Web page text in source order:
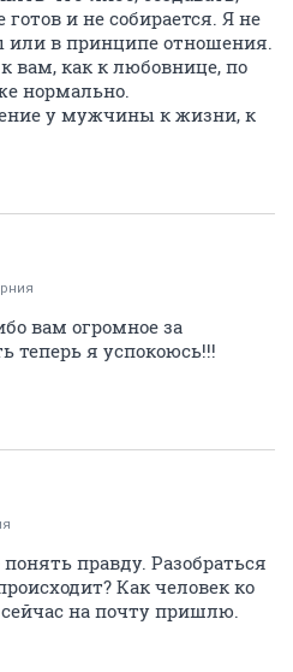
и не собирается. Я не
в принципе отношения.
вам, как к любовнице, по
нормально.
у мужчины к жизни, к
вам огромное за
теперь я успокоюсь!!!
правду. Разобраться
Как человек ко
на почту пришлю.